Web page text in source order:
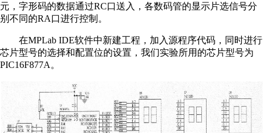
元，字形码的数据通过RC口送入，各数码管的显示片选信号分
别不同的RA口进行控制。
在MPLab IDE软件中新建工程，加入源程序代码，同时进行
芯片型号的选择和配置位的设置，我们实验所用的芯片型号为
PIC16F877A。